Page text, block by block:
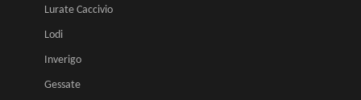
Lurate Caccivio
Lodi
Inverigo
Gessate